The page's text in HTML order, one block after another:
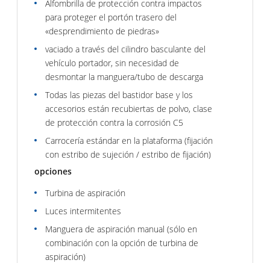
Alfombrilla de protección contra impactos
para proteger el portón trasero del
«desprendimiento de piedras»
vaciado a través del cilindro basculante del
vehículo portador, sin necesidad de
desmontar la manguera/tubo de descarga
Todas las piezas del bastidor base y los
accesorios están recubiertas de polvo, clase
de protección contra la corrosión C5
Carrocería estándar en la plataforma (fijación
con estribo de sujeción / estribo de fijación)
opciones
Turbina de aspiración
Luces intermitentes
Manguera de aspiración manual (sólo en
combinación con la opción de turbina de
aspiración)